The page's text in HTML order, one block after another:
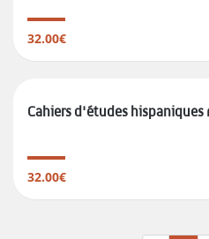
32.00€
Cahiers d'études hispaniques
32.00€